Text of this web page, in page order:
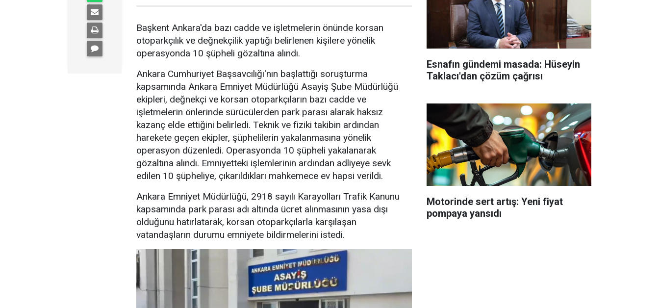
Başkent Ankara'da bazı cadde ve işletmelerin önünde korsan
otoparkçılık ve değnekçilik yaptığı belirlenen kişilere yönelik
operasyonda 10 şüpheli gözaltına alındı.
Ankara Cumhuriyet Başsavcılığı'nın başlattığı soruşturma
kapsamında Ankara Emniyet Müdürlüğü Asayiş Şube Müdürlüğü
ekipleri, değnekçi ve korsan otoparkçıların bazı cadde ve
işletmelerin önlerinde sürücülerden park parası alarak haksız
kazanç elde ettiğini belirledi. Teknik ve fiziki takibin ardından
harekete geçen ekipler, şüphelilerin yakalanmasına yönelik
operasyon düzenledi. Operasyonda 10 şüpheli yakalanarak
gözaltına alındı. Emniyetteki işlemlerinin ardından adliyeye sevk
edilen 10 şüpheliye, çıkarıldıkları mahkemece ev hapsi verildi.
Ankara Emniyet Müdürlüğü, 2918 sayılı Karayolları Trafik Kanunu
kapsamında park parası adı altında ücret alınmasının yasa dışı
olduğunu hatırlatarak, korsan otoparkçılarla karşılaşan
vatandaşların durumu emniyete bildirmelerini istedi.
Esnafın gündemi masada: Hüseyin
Taklacı'dan çözüm çağrısı
Motorinde sert artış: Yeni fiyat
pompaya yansıdı